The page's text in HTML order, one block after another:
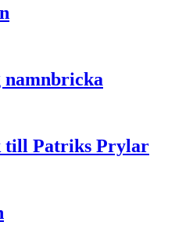
namnbricka
till Patriks Prylar